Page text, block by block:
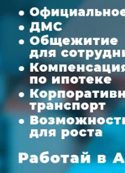
сегодня в 16:40